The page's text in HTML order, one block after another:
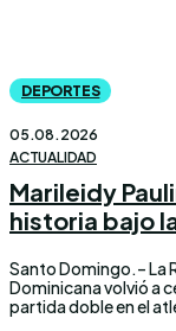
DEPORTES
05.08.2026
ACTUALIDAD
Marileidy
historia bajo
Santo Domingo.– La
Dominicana volvió a
partida doble en el
los XXV
Centroamericanos y